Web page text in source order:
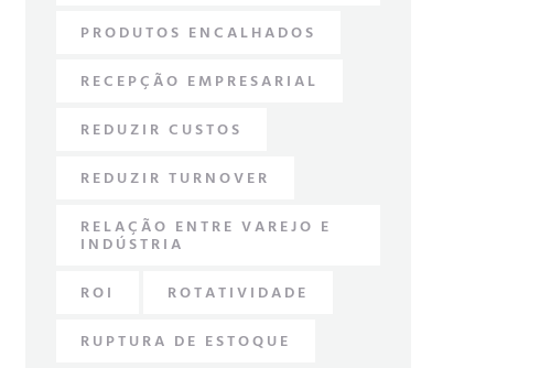
PRODUTOS ENCALHADOS
RECEPÇÃO EMPRESARIAL
REDUZIR CUSTOS
REDUZIR TURNOVER
RELAÇÃO ENTRE VAREJO E
INDÚSTRIA
ROI
ROTATIVIDADE
RUPTURA DE ESTOQUE